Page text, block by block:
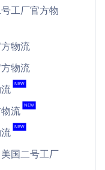
工厂官方物
物流
物流
流 NEW
物流 NEW
流 NEW
美国二号工厂